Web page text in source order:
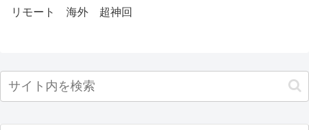
リモート
海外 超神回